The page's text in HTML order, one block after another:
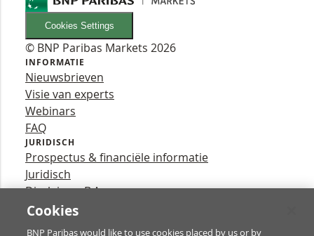
Cookies Settings
© BNP Paribas Markets 2026
INFORMATIE
Nieuwsbrieven
Visie van experts
Webinars
FAQ
JURIDISCH
Prospectus & financiële informatie
Juridisch
Disclaimer B.A.
Privacy
Cookies
BNP Paribas would like to use cookies placed by us or by